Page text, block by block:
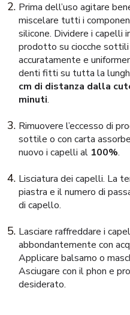
Prima dell’uso agitare
miscelare tutti i
silicone. Dividere i capelli
prodotto su ciocche
accuratamente e
denti fitti su tutta la
cm di distanza dalla
minuti.
Rimuovere l’eccesso di
sottile o con carta
nuovo i capelli al 100%.
Lisciatura dei capelli. La
piastra e il numero di
di capello.
Lasciare raffreddare i
abbondantemente con
Applicare balsamo o
Asciugare con il phon e
desiderato.